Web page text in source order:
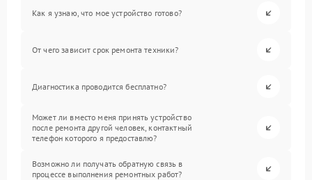
Как я узнаю, что мое устройство готово?
От чего зависит срок ремонта техники?
Диагностика проводится бесплатно?
Может ли вместо меня принять устройство
после ремонта другой человек, контактный
телефон которого я предоставлю?
Возможно ли получать обратную связь в
процессе выполнения ремонтных работ?